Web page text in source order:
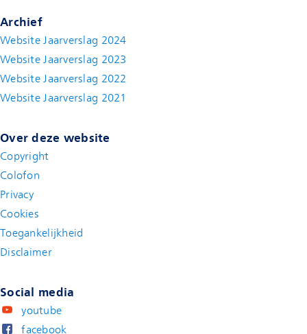
Archief
Website Jaarverslag 2024
Website Jaarverslag 2023
Website Jaarverslag 2022
Website Jaarverslag 2021
Over deze website
Copyright
Colofon
Privacy
Cookies
Toegankelijkheid
Disclaimer(new window)
Social media
youtube
facebook